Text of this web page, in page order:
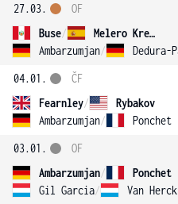
27.03.
Buse/
Melero Kretzer
Ambarzumjan/
OF
04.01.
Fearnley/
Rybakov
Ambarzumjan/ Ponchet
ČF
03.01.
Ambarzumjan/
Ponchet
Gil Garcia/ Van Herck
OF